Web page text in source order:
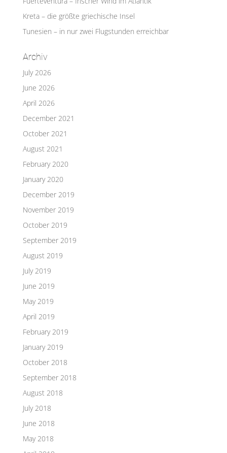
Kreta – die größte griechische Insel
Tunesien – in nur zwei Flugstunden erreichbar
Archiv
July 2026
June 2026
April 2026
December 2021
October 2021
August 2021
February 2020
January 2020
December 2019
November 2019
October 2019
September 2019
August 2019
July 2019
June 2019
May 2019
April 2019
February 2019
January 2019
October 2018
September 2018
August 2018
July 2018
June 2018
May 2018